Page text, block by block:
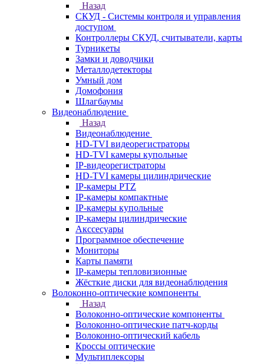
Назад
СКУД - Системы контроля и управления
доступом
Контроллеры СКУД, считыватели, карты
Турникеты
Замки и доводчики
Металлодетекторы
Умный дом
Домофония
Шлагбаумы
Видеонаблюдение
Назад
Видеонаблюдение
HD-TVI видеорегистраторы
HD-TVI камеры купольные
IP-видеорегистраторы
HD-TVI камеры цилиндрические
IP-камеры PTZ
IP-камеры компактные
IP-камеры купольные
IP-камеры цилиндрические
Акссесуары
Программное обеспечение
Мониторы
Карты памяти
IP-камеры тепловизионные
Жёсткие диски для видеонаблюдения
Волоконно-оптические компоненты
Назад
Волоконно-оптические компоненты
Волоконно-оптические патч-корды
Волоконно-оптический кабель
Кроссы оптические
Мультиплексоры